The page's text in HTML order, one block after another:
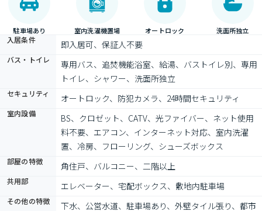
駐車場あり 室内洗濯機置場 オートロック 洗面所独立
入居条件 即入居可、保証人不要
バス・トイレ
専用バス、追焚機能浴室、給湯、バストイレ別、専用
トイレ、シャワー、洗面所独立
セキュリティ オートロック、防犯カメラ、24時間セキュリティ
室内設備
BS、クロゼット、CATV、光ファイバー、ネット使用
料不要、エアコン、インターネット対応、室内洗濯
置、冷房、フローリング、シューズボックス
部屋の特徴 角住戸、バルコニー、二階以上
共用部 エレベーター、宅配ボックス、敷地内駐車場
その他の特徴 下水、公営水道、駐車場あり、外壁タイル張り、都市